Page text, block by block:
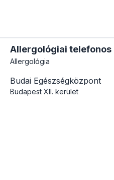
Allergológiai telefonos
Allergológia
Budai Egészségközpont
Budapest XII. kerület